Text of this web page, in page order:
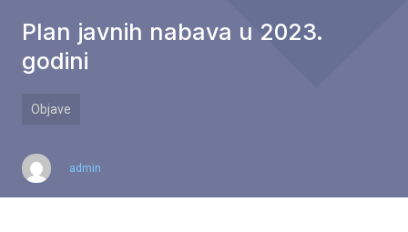
Plan javnih nabava u 2023.
godini
Objave
admin